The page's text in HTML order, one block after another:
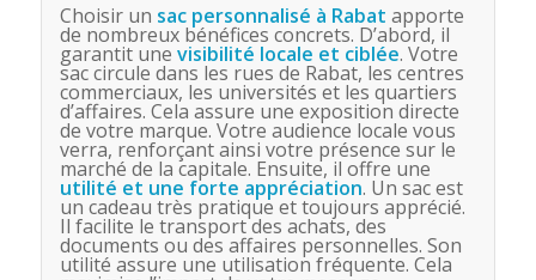
Choisir un sac personnalisé à Rabat apporte
de nombreux bénéfices concrets. D’abord, il
garantit une visibilité locale et ciblée. Votre
sac circule dans les rues de Rabat, les centres
commerciaux, les universités et les quartiers
d’affaires. Cela assure une exposition directe
de votre marque. Votre audience locale vous
verra, renforçant ainsi votre présence sur le
marché de la capitale. Ensuite, il offre une
utilité et une forte appréciation. Un sac est
un cadeau très pratique et toujours apprécié.
Il facilite le transport des achats, des
documents ou des affaires personnelles. Son
utilité assure une utilisation fréquente. Cela